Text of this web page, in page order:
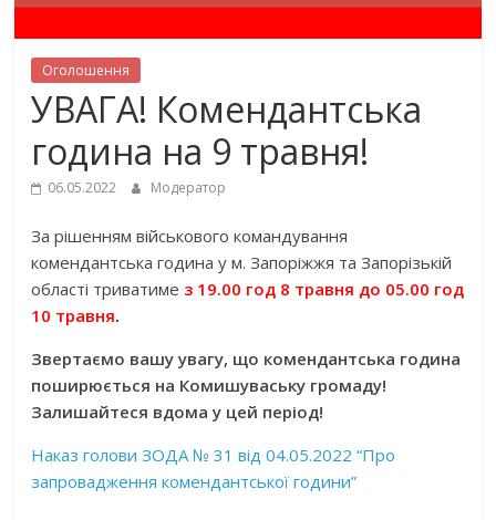
Оголошення
УВАГА! Комендантська
година на 9 травня!
06.05.2022 Модератор
За рішенням військового командування
комендантська година у м. Запоріжжя та Запорізькій
області триватиме з 19.00 год 8 травня до 05.00 год
10 травня.
Звертаємо вашу увагу, що комендантська година
поширюється на Комишуваську громаду!
Залишайтеся вдома у цей період!
Наказ голови ЗОДА № 31 від 04.05.2022 “Про
запровадження комендантської години”